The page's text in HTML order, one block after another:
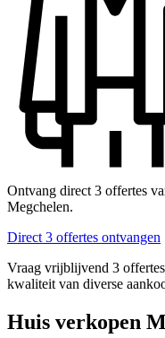
Ontvang direct 3 offertes
Megchelen.
Direct 3 offertes ontvangen
Vraag vrijblijvend 3
kwaliteit van diverse
Huis verkopen